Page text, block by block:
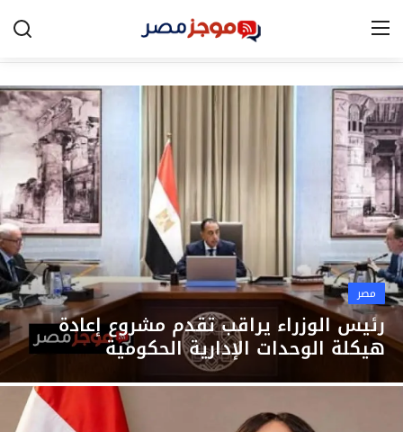
الرئيسية
مصر
الخليج
العالم
الرياضة
اقتصاد
تكنولوجيا
التعليم
مصر
رئيس الوزراء يراقب تقدم مشروع إعادة
هيكلة الوحدات الإدارية الحكومية